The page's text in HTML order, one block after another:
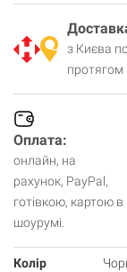
з Києва
протягом
Оплата:
онлайн, на
рахунок, PayPal,
готівкою, картою в
шоурумі.
Колір